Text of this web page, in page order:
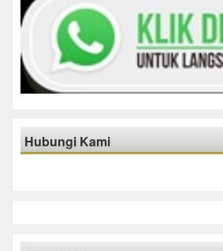
Hubungi Kami